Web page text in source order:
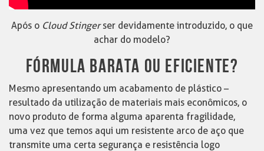
Após o Cloud Stingerser devidamente introduzido, o que
achar do modelo?
FÓRMULA BARATA OU EFICIENTE?
Mesmo apresentando um acabamento de plástico –
resultado da utilização de materiais mais econômicos, o
novo produto de forma alguma aparenta fragilidade,
uma vez que temos aqui um resistente arco de aço que
transmite uma certa segurança e resistência logo